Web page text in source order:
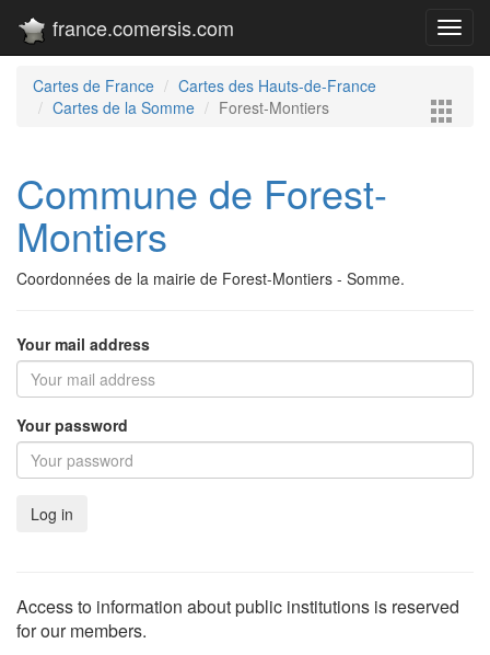
france.comersis.com
Cartes de France
Cartes des Hauts-de-France
Cartes de la Somme
Forest-Montiers
Commune de Forest-
Montiers
Coordonnées de la mairie de Forest-Montiers - Somme.
Your mail address
Your password
Access to information about public institutions is reserved
for our members.